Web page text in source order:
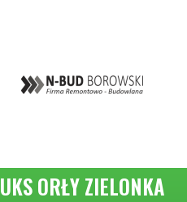
UKS ORŁY ZIELONKA